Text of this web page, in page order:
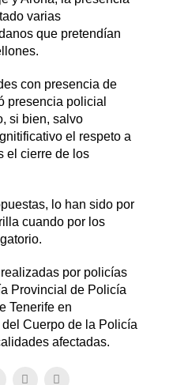
varias
que pretendían
con presencia de
presencia policial
si bien, salvo
el respeto a
el cierre de los
lo han sido por
cuando por los
por policías
Provincial de Policía
Tenerife en
Cuerpo de la Policía
afectadas.